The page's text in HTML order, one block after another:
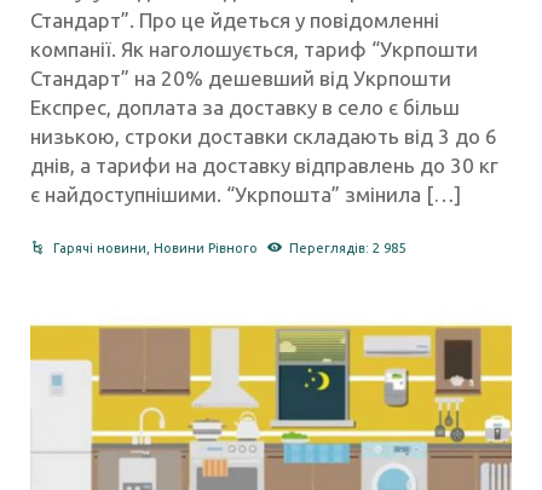
Стандарт”. Про це йдеться у повідомленні
компанії. Як наголошується, тариф “Укрпошти
Стандарт” на 20% дешевший від Укрпошти
Експрес, доплата за доставку в село є більш
низькою, строки доставки складають від 3 до 6
днів, а тарифи на доставку відправлень до 30 кг
є найдоступнішими. “Укрпошта” змінила […]
Гарячі новини ,Новини Рівного Переглядів: 2 985